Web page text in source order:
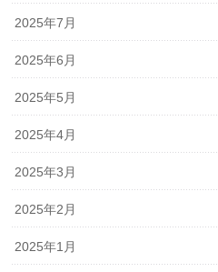
2025年7月
2025年6月
2025年5月
2025年4月
2025年3月
2025年2月
2025年1月